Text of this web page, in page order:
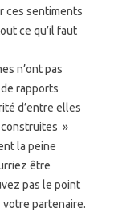
ces sentiments
ce qu’il faut
n’ont pas
rapports
d’entre elles
»
la peine
être
pas le point
votre partenaire.